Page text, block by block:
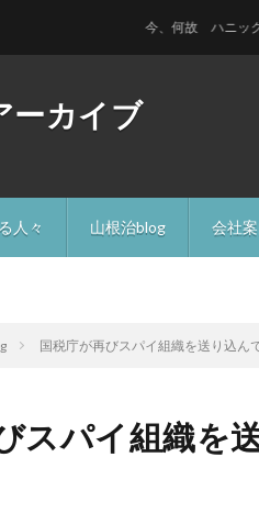
ーカイブ
人々 山根治blog 会社
今、何故 ハニックス工
国税庁が再びスパイ組織を送り込
スパイ組織を